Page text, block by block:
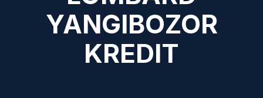
YANGIBOZOR
KREDIT